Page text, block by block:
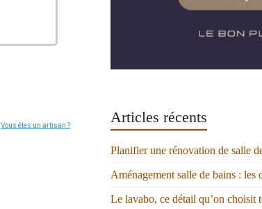
Vous êtes un artisan ? Articles récents
Planifier une rénovation de salle
Aménagement salle de bains :
Le lavabo, ce détail qu’on choisit